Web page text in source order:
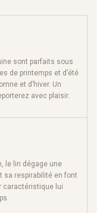
sont parfaits sous
de printemps et d’été
et d’hiver. Un
avec plaisir.
le lin dégage une
sa respirabilité en font
caractéristique lui